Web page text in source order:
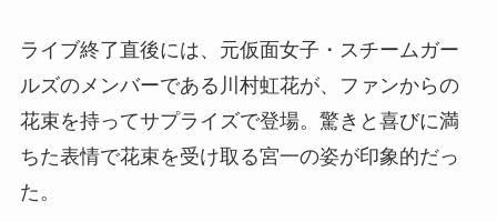
ライブ終了直後には、元仮面女子・スチームガー
ルズのメンバーである川村虹花が、ファンからの
花束を持ってサプライズで登場。驚きと喜びに満
ちた表情で花束を受け取る宮一の姿が印象的だっ
た。